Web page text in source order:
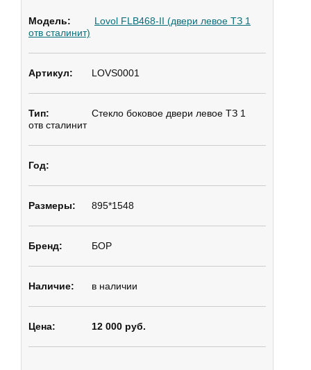
Lovol FLB468-II (двери левое ТЗ 1
отв сталинит)
LOVS0001
Стекло боковое двери левое ТЗ 1
отв сталинит
895*1548
БОР
в наличии
12 000 руб.